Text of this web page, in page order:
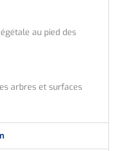
au pied des
arbres et surfaces